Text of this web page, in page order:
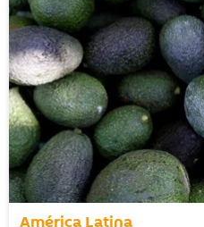
América Latina